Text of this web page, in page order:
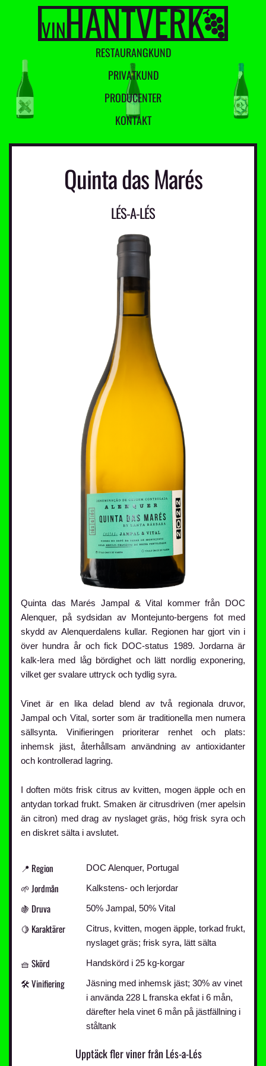
RESTAURANGKUND
PRIVATKUND
PRODUCENTER
KONTAKT
Quinta das Marés
LÉS-A-LÉS
Quinta das Marés Jampal & Vital kommer från DOC
Alenquer, på sydsidan av Montejunto-bergens fot med
skydd av Alenquerdalens kullar. Regionen har gjort vin i
över hundra år och fick DOC-status 1989. Jordarna är
kalk-lera med låg bördighet och lätt nordlig exponering,
vilket ger svalare uttryck och tydlig syra.
Vinet är en lika delad blend av två regionala druvor,
Jampal och Vital, sorter som är traditionella men numera
sällsynta. Vinifieringen prioriterar renhet och plats:
inhemsk jäst, återhållsam användning av antioxidanter
och kontrollerad lagring.
I doften möts frisk citrus av kvitten, mogen äpple och en
antydan torkad frukt. Smaken är citrusdriven (mer apelsin
än citron) med drag av nyslaget gräs, hög frisk syra och
en diskret sälta i avslutet.
📍 Region DOC Alenquer, Portugal
🌱 Jordmån Kalkstens- och lerjordar
🍇 Druva 50% Jampal, 50% Vital
🍋 Karaktärer
Citrus, kvitten, mogen äpple, torkad frukt,
nyslaget gräs; frisk syra, lätt sälta
🧺 Skörd Handskörd i 25 kg-korgar
🛠️ Vinifiering
Jäsning med inhemsk jäst; 30% av vinet
i använda 228 L franska ekfat i 6 mån,
därefter hela vinet 6 mån på jästfällning i
ståltank
Upptäck fler viner från Lés-a-Lés